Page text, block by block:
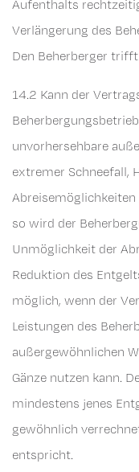
Aufenthalts
Verlängerung des
Den Beherberger
14.2 Kann der
unvorhersehbare
extremer Schneefall,
so wird der
Unmöglichkeit der
Reduktion des
möglich, wenn der
Leistungen des
außergewöhnlichen
Gänze nutzen kann.
mindestens jenes
gewöhnlich
entspricht.